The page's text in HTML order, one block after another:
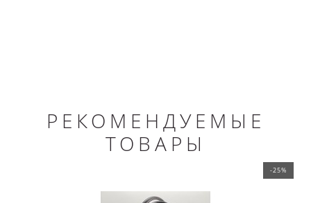
РЕКОМЕНДУЕМЫЕ
ТОВАРЫ
-25%